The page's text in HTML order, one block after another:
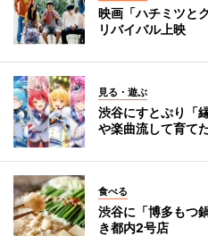
映画「ハチミツと
リバイバル上映
見る・遊ぶ
渋谷にすとぷり「
や楽曲流して育て
食べる
渋谷に「博多もつ
き都内2号店